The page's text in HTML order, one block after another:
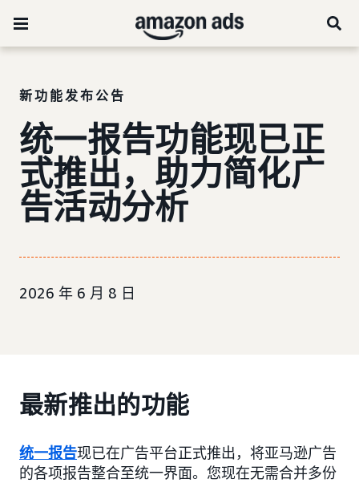
新功能发布公告
统一报告功能现已正
式推出，助力简化广
告活动分析
2026 年 6 月 8 日
最新推出的功能
统一报告现已在广告平台正式推出，将亚马逊广告
的各项报告整合至统一界面。您现在无需合并多份